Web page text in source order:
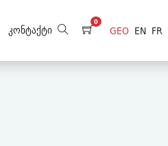
Კონტაქტი
0
GEO EN FR